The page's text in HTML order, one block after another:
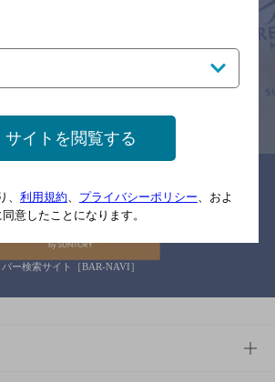
の上ご来店くださいますようお願い申し上げま
バー検索サイト［BAR-NAVI］
サイトを閲覧する
利用規約 プライバシーポリシー 、およ
意したことになります。